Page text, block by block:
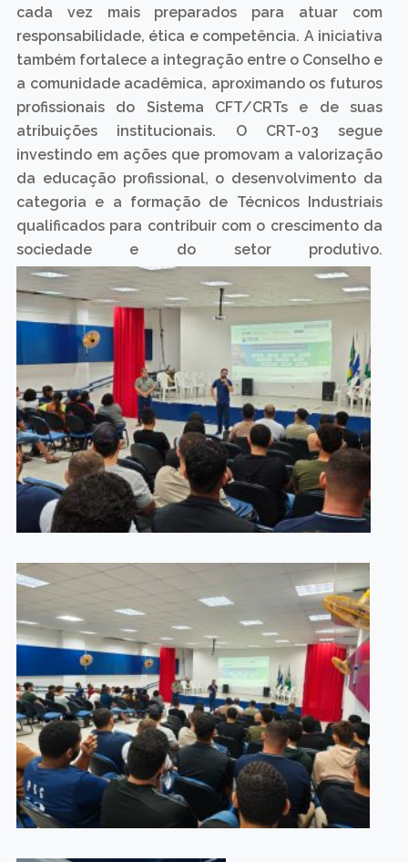
cada vez mais preparados para atuar com
responsabilidade, ética e competência. A iniciativa
também fortalece a integração entre o Conselho e
a comunidade acadêmica, aproximando os futuros
profissionais do Sistema CFT/CRTs e de suas
atribuições institucionais. O CRT-03 segue
investindo em ações que promovam a valorização
da educação profissional, o desenvolvimento da
categoria e a formação de Técnicos Industriais
qualificados para contribuir com o crescimento da
sociedade e do setor produtivo.